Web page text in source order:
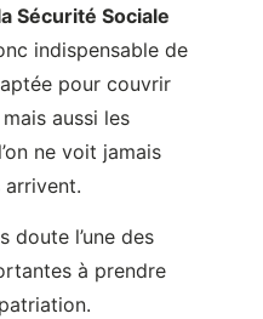
Sécurité Sociale
indispensable de
pour couvrir
aussi les
ne voit jamais
arrivent.
doute l’une des
à prendre